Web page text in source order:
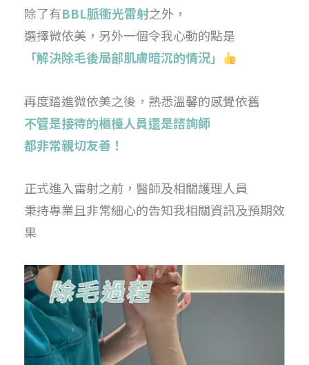
除了有BBL脈衝光雷射之外，
選擇微依美，另外一個令我心動的點是
「解決除毛後局部肌膚暗沉的情況」
再度踏進微依美之後，熟悉溫馨的感覺依舊
不管是接待的櫃檯人員還是諮詢師
都非常親切友善！
正式進入雷射之前，醫師及相關護理人員
秉持專業且非常細心的告知我相關資訊及預期效
果